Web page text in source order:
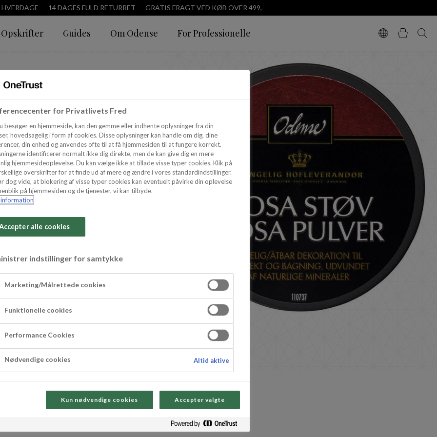
14 DAGES FULD RETURRET GRATIS FRAGT VED KØB OVER 499,-
Opskrifter Guides Om Odense For Professionelle Vælg sprog
Kurv Søg
Støv - 5
og har ingen tilsat
slags kager og konfekt, og
kager og konfekt, så du nemt
du ”male” en flot skinnende
for Privatlivets Fred
besøger en hjemmeside, kan den gemme eller indhente oplysninger fra din
hovedsagelig i form af cookies. Disse oplysninger kan handle om dig, dine
din enhed og anvendes ofte til at få hjemmesiden til at fungere korrekt.
identificerer normalt ikke dig direkte, men de kan give dig en mere
hjemmesideoplevelse. Du kan vælge ikke at tillade visse typer cookies. Klik på
overskrifter for at finde ud af mere og ændre i vores standardindstillinger.
dog vide, at blokering af visse typer cookies kan eventuelt påvirke din oplevelse
på hjemmesiden og de tjenester, vi kan tilbyde.
alle cookies
indstillinger for samtykke
Marketing/Målrettede cookies
Funktionelle cookies
Performance Cookies
Nødvendige cookies Altid aktive
Kun nødvendige cookies Accepter valgte